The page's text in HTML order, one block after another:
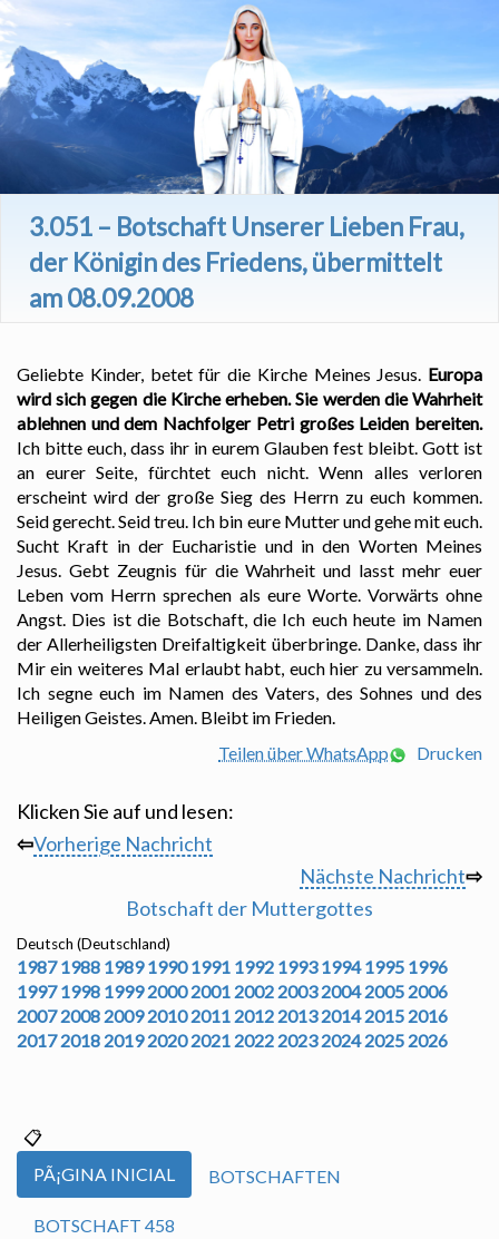
3.051 – Botschaft Unserer Lieben Frau,
der Königin des Friedens, übermittelt
am 08.09.2008
Geliebte Kinder, betet für die Kirche Meines Jesus. Europa
wird sich gegen die Kirche erheben. Sie werden die Wahrheit
ablehnen und dem Nachfolger Petri großes Leiden bereiten.
Ich bitte euch, dass ihr in eurem Glauben fest bleibt. Gott ist
an eurer Seite, fürchtet euch nicht. Wenn alles verloren
erscheint wird der große Sieg des Herrn zu euch kommen.
Seid gerecht. Seid treu. Ich bin eure Mutter und gehe mit euch.
Sucht Kraft in der Eucharistie und in den Worten Meines
Jesus. Gebt Zeugnis für die Wahrheit und lasst mehr euer
Leben vom Herrn sprechen als eure Worte. Vorwärts ohne
Angst. Dies ist die Botschaft, die Ich euch heute im Namen
der Allerheiligsten Dreifaltigkeit überbringe. Danke, dass ihr
Mir ein weiteres Mal erlaubt habt, euch hier zu versammeln.
Ich segne euch im Namen des Vaters, des Sohnes und des
Heiligen Geistes. Amen. Bleibt im Frieden.
Teilen über WhatsApp
Drucken
Klicken Sie auf und lesen:
⇦Vorherige Nachricht
Nächste Nachricht⇨
Botschaft der Muttergottes
Deutsch (Deutschland)
1987 1988 1989 1990 1991 1992 1993 1994 1995 1996
1997 1998 1999 2000 2001 2002 2003 2004 2005 2006
2007 2008 2009 2010 2011 2012 2013 2014 2015 2016
2017 2018 2019 2020 2021 2022 2023 2024 2025 2026
PÃ¡GINA INICIAL BOTSCHAFTEN
BOTSCHAFT 458